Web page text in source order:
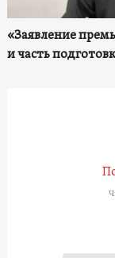
«Заявление
и часть